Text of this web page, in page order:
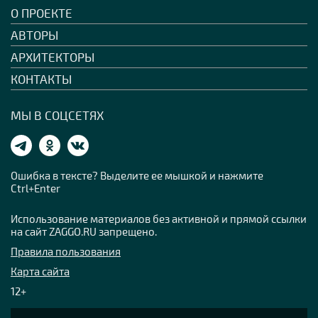
О ПРОЕКТЕ
АВТОРЫ
АРХИТЕКТОРЫ
КОНТАКТЫ
МЫ В СОЦСЕТЯХ
Ошибка в тексте? Выделите ее мышкой и нажмите
Ctrl+Enter
Использование материалов без активной и прямой ссылки
на сайт ZAGGO.RU запрещено.
Правила пользования
Карта сайта
12+